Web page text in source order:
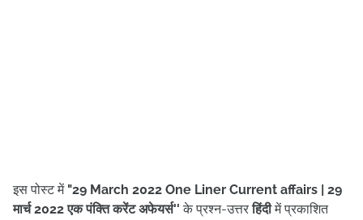
इस पोस्ट में"29 March 2022 One Liner Current affairs | 29
मार्च2022 एक पंक्ति करेंट अफेयर्स''के प्रश्न-उत्तरहिंदीमें प्रकाशित